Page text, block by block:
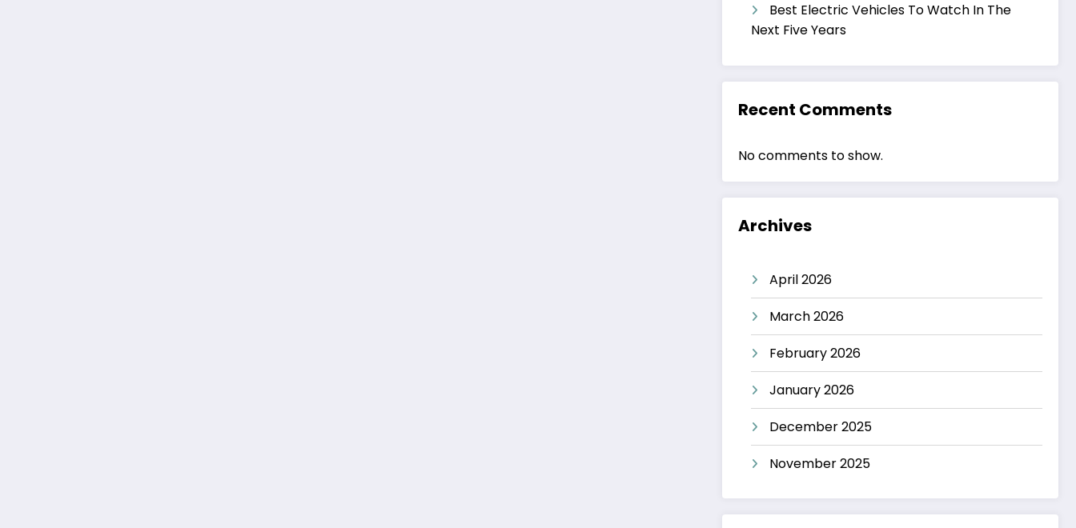
Best Electric Vehicles To Watch In The
Next Five Years
Recent Comments
No comments to show.
Archives
April 2026
March 2026
February 2026
January 2026
December 2025
November 2025